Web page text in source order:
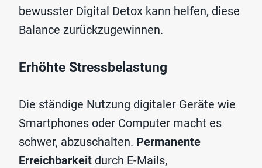
bewusster Digital Detox kann helfen, diese
Balance zurückzugewinnen.
Erhöhte Stressbelastung
Die ständige Nutzung digitaler Geräte wie
Smartphones oder Computer macht es
schwer, abzuschalten. Permanente
Erreichbarkeit durch E-Mails,